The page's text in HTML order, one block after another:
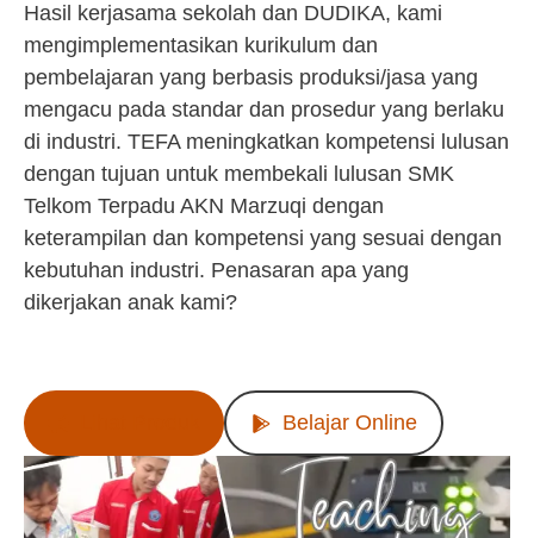
Hasil kerjasama sekolah dan DUDIKA, kami
mengimplementasikan kurikulum dan
pembelajaran yang berbasis produksi/jasa yang
mengacu pada standar dan prosedur yang berlaku
di industri. TEFA meningkatkan kompetensi lulusan
dengan tujuan untuk membekali lulusan SMK
Telkom Terpadu AKN Marzuqi dengan
keterampilan dan kompetensi yang sesuai dengan
kebutuhan industri. Penasaran apa yang
dikerjakan anak kami?
Belajar Online